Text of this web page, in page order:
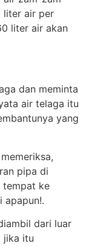
liter air per
liter air akan
dan meminta
air telaga itu
yang
pipa di
tempat ke
apapun!.
dari luar
jika itu